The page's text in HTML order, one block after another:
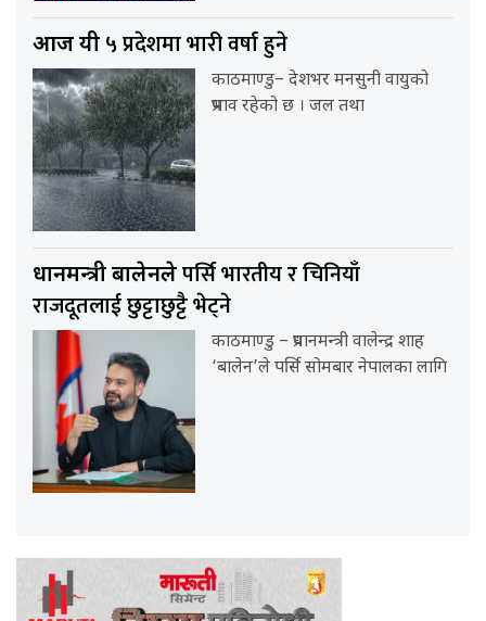
आज यी ५ प्रदेशमा भारी वर्षा हुने
काठमाण्डु– देशभर मनसुनी वायुको
प्रभाव रहेको छ । जल तथा
प्रधानमन्त्री बालेनलेपर्सि भारतीय र चिनियाँ
राजदूतलाई छुट्टाछुट्टै भेट्ने
काठमाण्डु – प्रधानमन्त्री वालेन्द्र शाह
‘बालेन’ले पर्सि सोमबार नेपालका लागि